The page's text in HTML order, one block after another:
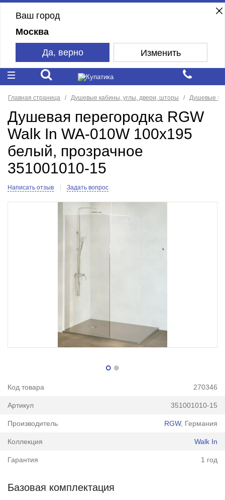
Ваш город
Москва
Да, верно Изменить
Главная страница Душевые кабины, углы, двери, шторы Душевые
Душевая перегородка RGW
Walk In WA-010W 100x195
белый, прозрачное
351001010-15
Написать отзыв Задать вопрос
Код товара 270346
Артикул 351001010-15
Производитель RGW, Германия
Коллекция Walk In
Гарантия 1 год
Базовая комплектация